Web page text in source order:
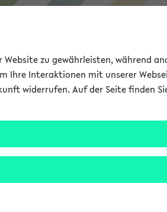
eKVV
zu gewährleisten, während
Ihre Interaktionen mit unserer
widerrufen. Auf der Seite finden